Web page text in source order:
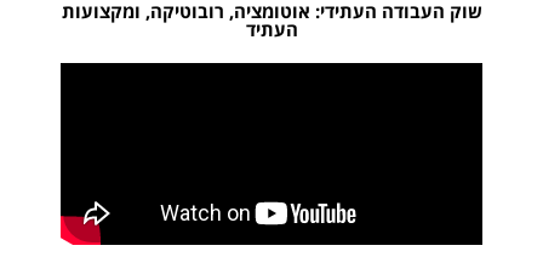
שוק העבודה העתידי: אוטומציה, רובוטיקה, ומקצועות
העתיד